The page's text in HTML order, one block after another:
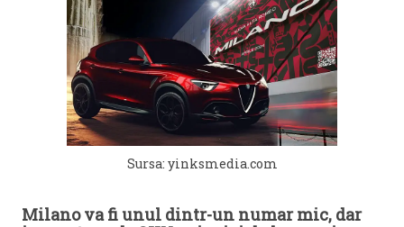
Sursa: yinksmedia.com
Milano va fi unul dintr-un numar mic, dar